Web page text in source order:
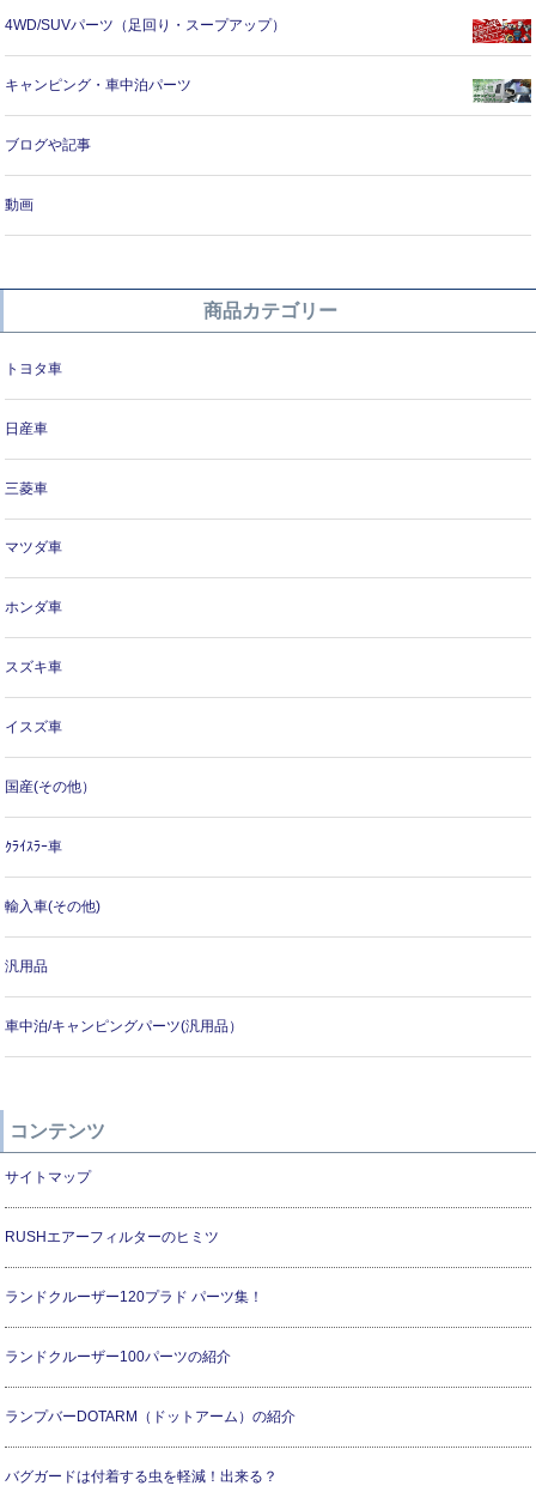
4WD/SUVパーツ（足回り・スープアップ）
キャンピング・車中泊パーツ
ブログや記事
動画
商品カテゴリー
トヨタ車
日産車
三菱車
マツダ車
ホンダ車
スズキ車
イスズ車
国産(その他）
ｸﾗｲｽﾗｰ車
輸入車(その他)
汎用品
車中泊/キャンピングパーツ(汎用品）
コンテンツ
サイトマップ
RUSHエアーフィルターのヒミツ
ランドクルーザー120プラド パーツ集！
ランドクルーザー100パーツの紹介
ランプバーDOTARM（ドットアーム）の紹介
バグガードは付着する虫を軽減！出来る？